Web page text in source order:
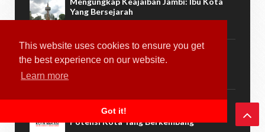
This website uses cookies to ensure you get
the best experience on our website.
Learn more
Got it!
Yang Bersejarah
Kota Tua Jakarta: Menyusuri Jejak
Sejarah Di Tengah Ibu Kota
Perayaan Ulang Tahun Kota Bekasi
2023: Memperingati Peningkatan Dan
Potensi Kota Yang Berkembang